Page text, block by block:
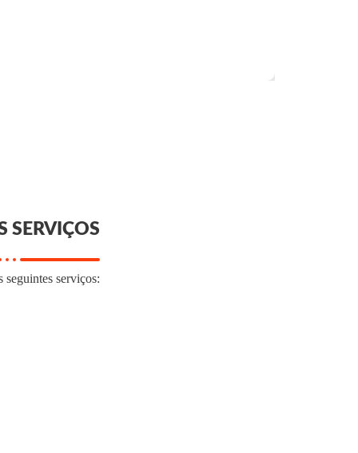
SERVIÇOS
seguintes serviços: